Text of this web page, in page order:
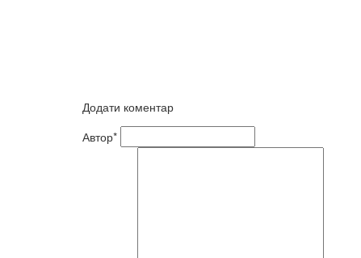
Додати коментар
Автор*